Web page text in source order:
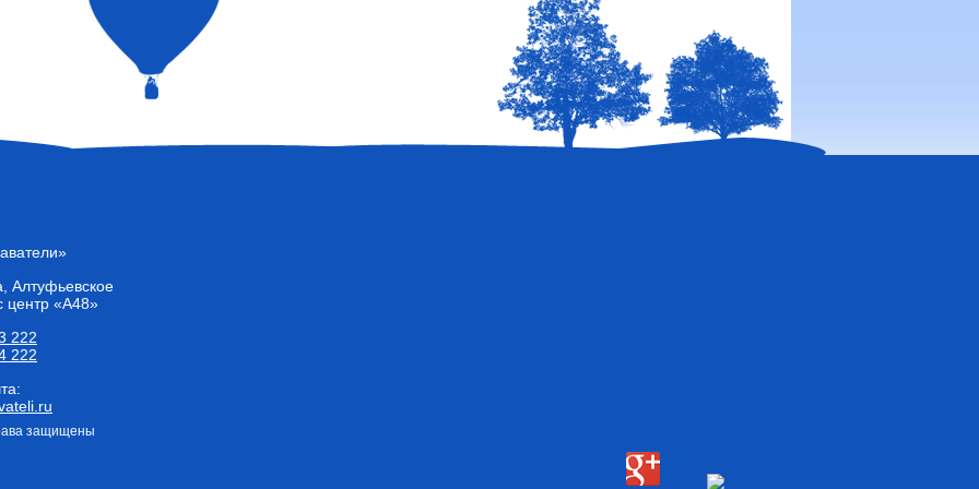
, Алтуфьевское
центр «А48»
222
222
защищены